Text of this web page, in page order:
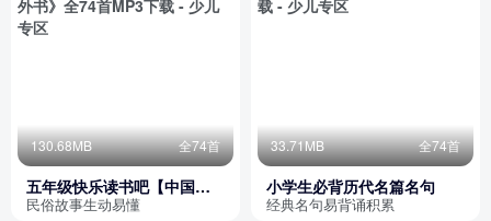
130.68MB 全74首
五年级快乐读书吧【中国民
俗故事】必读课外书
民俗故事生动易懂
33.71MB 全74首
小学生必背历代名篇名句
经典名句易背诵积累